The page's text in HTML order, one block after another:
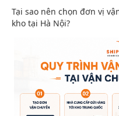
Tại sao nên chọn đơn vị
kho tại Hà Nội?